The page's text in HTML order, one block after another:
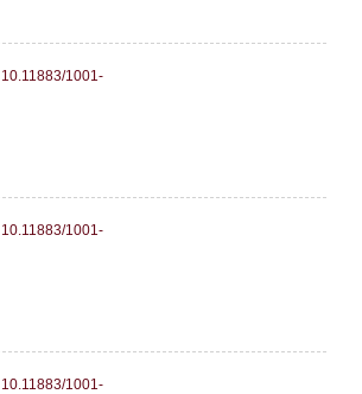
10.11883/1001-
10.11883/1001-
10.11883/1001-